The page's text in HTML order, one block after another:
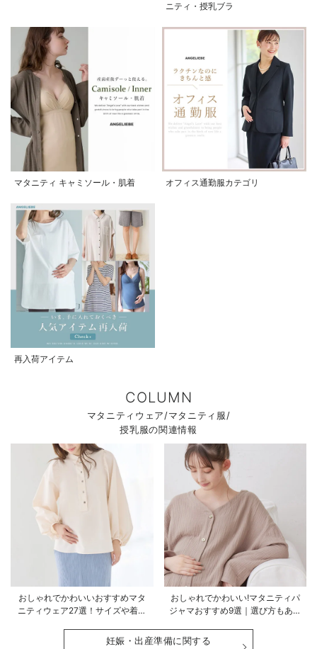
ニティ・授乳ブラ
マタニティ キャミソール・肌着 オフィス通勤服カテゴリ
再入荷アイテム
COLUMN
マタニティウェア/マタニティ服/
授乳服の関連情報
おしゃれでかわいいおすすめマタ
ニティウェア27選！サイズや着る
おしゃれでかわいい!マタニティパ
ジャマおすすめ9選｜選び方もあわ
妊娠・出産準備に関する